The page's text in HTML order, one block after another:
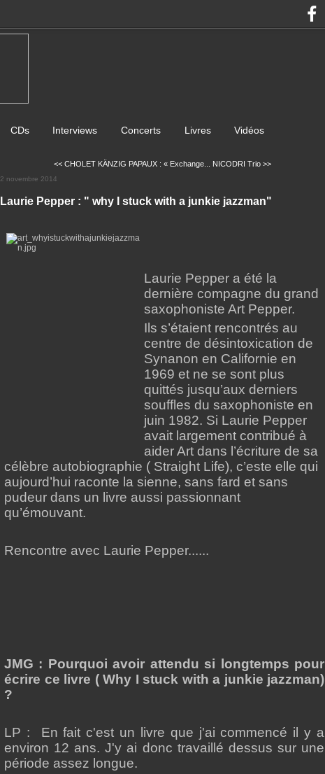
CDs Interviews Concerts Livres Vidéos
<< CHOLET KÄNZIG PAPAUX : « Exchange... NICODRI Trio >>
2 novembre 2014
Laurie Pepper : " why I stuck with a junkie jazzman"
Laurie Pepper a été la
dernière compagne du grand
saxophoniste Art Pepper.
Ils s’étaient rencontrés au
centre de désintoxication de
Synanon en Californie en
1969 et ne se sont plus
quittés jusqu’aux derniers
souffles du saxophoniste en
juin 1982. Si Laurie Pepper
avait largement contribué à
aider Art dans l’écriture de sa
célèbre autobiographie ( Straight Life), c’este elle qui
aujourd’hui raconte la sienne, sans fard et sans
pudeur dans un livre aussi passionnant
qu’émouvant.
Rencontre avec Laurie Pepper......
JMG : Pourquoi avoir attendu si longtemps pour
écrire ce livre ( Why I stuck with a junkie jazzman)
?
LP : En fait c'est un livre que j'ai commencé il y a
environ 12 ans. J'y ai donc travaillé dessus sur une
période assez longue.